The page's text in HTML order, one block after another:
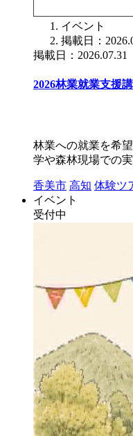
イベント
掲載日：
掲載日：2026.07.31
2026林業就業支援
林業への就業を希
学や森林現場での
香美市 高知 体験ツ
イベント
受付中